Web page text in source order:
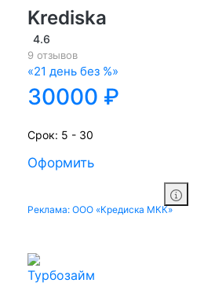
Krediska
4.6
9 отзывов
«21 день без %»
30000 ₽
Срок: 5 - 30
Оформить
Реклама: ООО «Кредиска МКК»